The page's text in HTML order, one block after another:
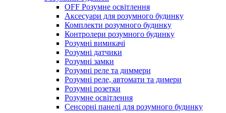
OFF Розумне освітлення
Аксесуари для розумного будинку
Комплекти розумного будинку
Контролери розумного будинку
Розумні вимикачі
Розумні датчики
Розумні замки
Розумні реле та диммери
Розумні реле, автомати та димери
Розумні розетки
Розумне освітлення
Сенсорні панелі для розумного будинку